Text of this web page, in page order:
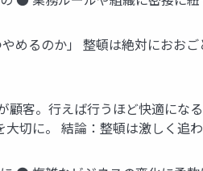
めるのか」 整頓は絶対におお
顧客。行えば行うほど快適に
切に。 結論：整頓は激しく追